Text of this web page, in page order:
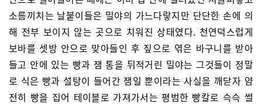
소름끼치는 날붙이들은 밀야의 가느다랗지만 단단한 손에 의
해 전부 보이지 않는 곳으로 치워진 상태였다. 천연덕스럽게
보바를 셋방 안으로 맞아들인 후 짚으로 엮은 바구니를 받아
들고 안에 있는 빵과 잼 통을 뒤적거린 밀야는 그것들이 정말
로 식은 빵과 설탕이 들어간 잼일 뿐이라는 사실을 깨닫자 얌
전히 빵을 집어 테이블로 가져가서는 평범한 빵칼로 슥슥 썰